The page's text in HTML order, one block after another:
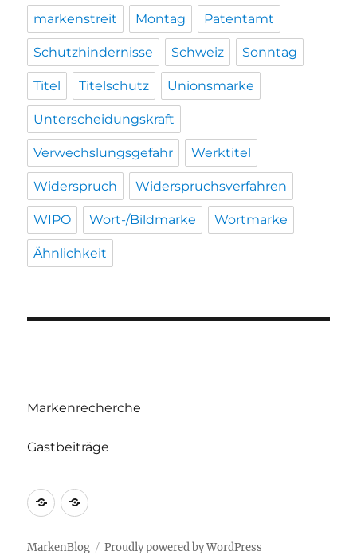
markenstreit Montag Patentamt
Schutzhindernisse Schweiz Sonntag
Titel Titelschutz Unionsmarke
Unterscheidungskraft
Verwechslungsgefahr Werktitel
Widerspruch Widerspruchsverfahren
WIPO Wort-/Bildmarke Wortmarke
Ähnlichkeit
Markenrecherche
Gastbeiträge
Markenrecherche
Gastbeiträge
MarkenBlog Proudly powered by WordPress